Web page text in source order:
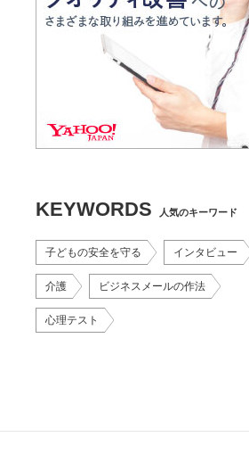
KEYWORDS 人気のキーワード
子どもの安全を守る インタビュー
介護 ビジネスメールの作法
心理テスト